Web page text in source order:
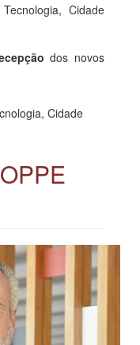
Cidade
dos novos
Cidade